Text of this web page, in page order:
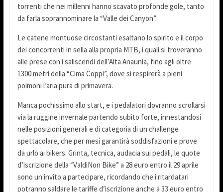
torrenti che nei millenni hanno scavato profonde gole, tanto
da farla soprannominare la “Valle dei Canyon”.
Le catene montuose circostanti esaltano lo spirito e il corpo
dei concorrenti in sella alla propria MTB, i quali si troveranno
alle prese con i saliscendi dell’Alta Anaunia, fino agli oltre
1300 metri della “Cima Coppi”, dove si respirerà a pieni
polmoni l’aria pura di primavera.
Manca pochissimo allo start, e i pedalatori dovranno scrollarsi
via la ruggine invernale partendo subito forte, innestandosi
nelle posizioni generali e di categoria di un challenge
spettacolare, che per mesi garantirà soddisfazioni e prove
da urlo ai bikers. Grinta, tecnica, audacia sui pedali, le quote
d’iscrizione della “ValdiNon Bike” a 28 euro entro il 29 aprile
sono un invito a partecipare, ricordando che i ritardatari
potranno saldare le tariffe d’iscrizione anche a 33 euro entro